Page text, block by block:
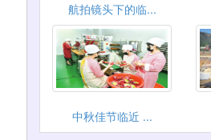
航拍镜头下的临...
中秋佳节临近 ...